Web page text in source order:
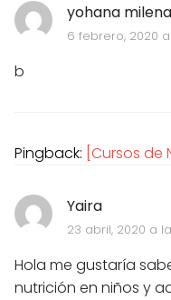
yohana milena
6 febrero, 2020 a
b
Pingback: [Cursos de
Yaira
23 abril, 2020 a
Hola me gustaría
nutrición en niños y